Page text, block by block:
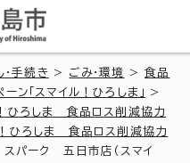
・手続き > ごみ・環境 >食品
ン「スマイル！ひろしま」
>
ひろしま 食品ロス削減協力
ひろしま 食品ロス削減協力
パーク 五日市店（スマイ